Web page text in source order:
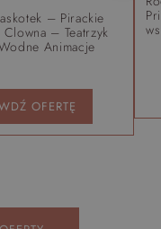
– Pirackie
– Teatrzyk
Animacje
OFERTĘ